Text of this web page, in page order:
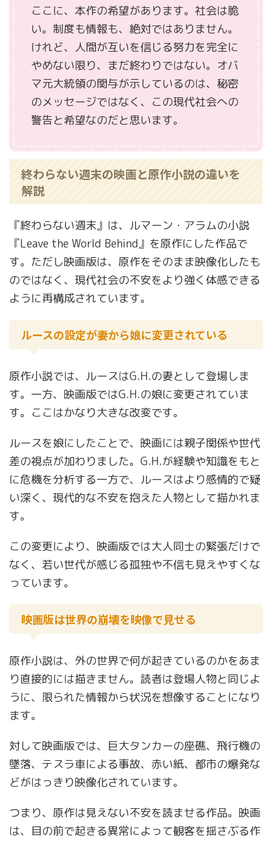
ここに、本作の希望があります。社会は脆
い。制度も情報も、絶対ではありません。
けれど、人間が互いを信じる努力を完全に
やめない限り、まだ終わりではない。オバ
マ元大統領の関与が示しているのは、秘密
のメッセージではなく、この現代社会への
警告と希望なのだと思います。
終わらない週末の映画と原作小説の違いを
解説
『終わらない週末』は、ルマーン・アラムの小説
『Leave the World Behind』を原作にした作品で
す。ただし映画版は、原作をそのまま映像化したも
のではなく、現代社会の不安をより強く体感できる
ように再構成されています。
ルースの設定が妻から娘に変更されている
原作小説では、ルースはG.H.の妻として登場しま
す。一方、映画版ではG.H.の娘に変更されていま
す。ここはかなり大きな改変です。
ルースを娘にしたことで、映画には親子関係や世代
差の視点が加わりました。G.H.が経験や知識をもと
に危機を分析する一方で、ルースはより感情的で疑
い深く、現代的な不安を抱えた人物として描かれま
す。
この変更により、映画版では大人同士の緊張だけで
なく、若い世代が感じる孤独や不信も見えやすくな
っています。
映画版は世界の崩壊を映像で見せる
原作小説は、外の世界で何が起きているのかをあま
り直接的には描きません。読者は登場人物と同じよ
うに、限られた情報から状況を想像することになり
ます。
対して映画版では、巨大タンカーの座礁、飛行機の
墜落、テスラ車による事故、赤い紙、都市の爆発な
どがはっきり映像化されています。
つまり、原作は見えない不安を読ませる作品。映画
は、目の前で起きる異常によって観客を揺さぶる作